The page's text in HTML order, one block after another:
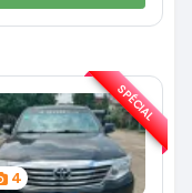
4
SPÉCIAL